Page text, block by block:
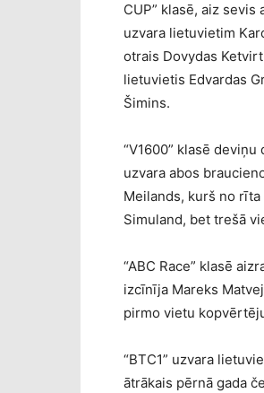
CUP” klasē, aiz sevis
uzvara lietuvietim
otrais Dovydas
lietuvietis Edvardas
Šimins.
“V1600” klasē
uzvara abos
Meilands, kurš no
Simuland, bet trešā
“ABC Race” klasē
izcīnīja Mareks
pirmo vietu
“BTC1” uzvara
ātrākais pērnā gada